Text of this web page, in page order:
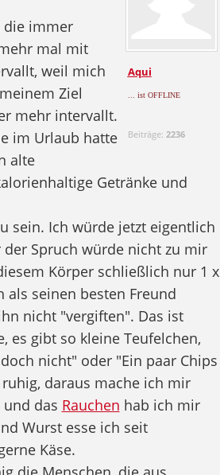
Aqui
... ist OFFLINE
Beiträge: 2236
die immer
mal mit
weil mich
Ziel
mehr intervallt.
im Urlaub hatte
alte
Getränke und
sein. Ich würde jetzt eigentlich
Spruch würde nicht zu mir
Körper schließlich nur 1 x
als seinen besten Freund
nicht "vergiften". Das ist
es gibt so kleine Teufelchen,
nicht" oder "Ein paar Chips
daraus mache ich mir
das Rauchen hab ich mir
Wurst esse ich seit
Käse.